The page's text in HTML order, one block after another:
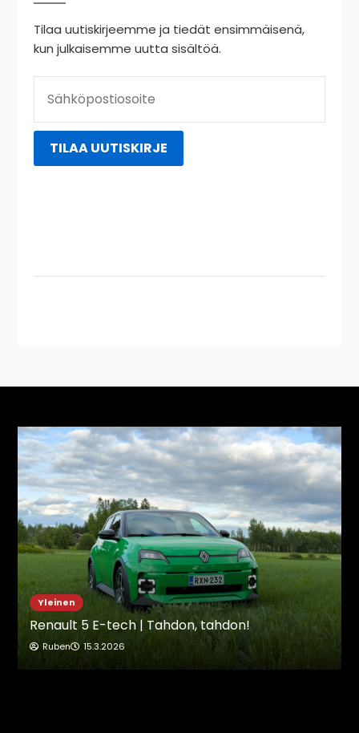
Tilaa uutiskirjeemme ja tiedät ensimmäisenä,
kun julkaisemme uutta sisältöä.
Yleinen
Renault 5 E-tech | Tahdon, tahdon!
Ruben 15.3.2026